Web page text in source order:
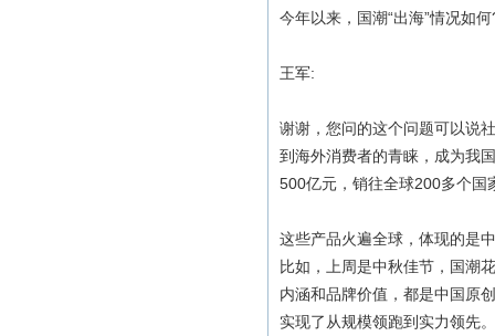
今年以来，国潮“出海”情况如
王军:
谢谢，您问的这个问题可以说
到海外消费者的青睐，成为我
500亿元，销往全球200多个国
这些产品火遍全球，体现的是
比如，上周是中秋佳节，国潮
内涵和品牌价值，都是中国原
实现了从规模领跑到实力领先。